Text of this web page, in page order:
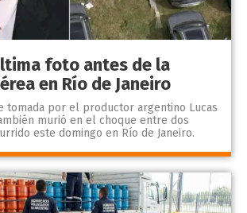
foto antes de la
en Río de Janeiro
tomada por el productor argentino Lucas
murió en el choque entre dos
este domingo en Río de Janeiro.